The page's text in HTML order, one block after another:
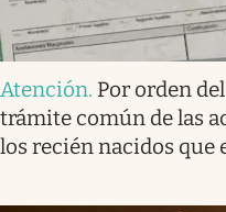
Atención. Por orden
trámite común de las
los recién nacidos que